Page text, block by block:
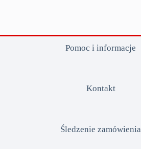
Pomoc i informacje
Kontakt
Śledzenie zamówienia